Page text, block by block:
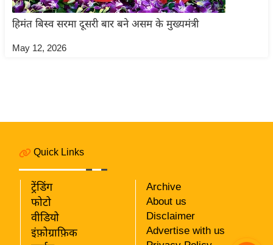
प्र
भु
म
र्म
ल
व्र
हिमंत बिस्व सरमा दूसरी बार बने असम के मुख्यमंत्री
May 12, 2026
Quick Links
ट्रेंडिंग
फोटो
वीडियो
इंफ़ोग्राफ़िक
Archive
About us
Disclaimer
Advertise with us